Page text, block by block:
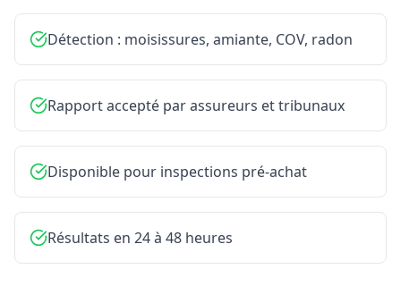
Détection : moisissures, amiante, COV, radon
Rapport accepté par assureurs et tribunaux
Disponible pour inspections pré-achat
Résultats en 24 à 48 heures